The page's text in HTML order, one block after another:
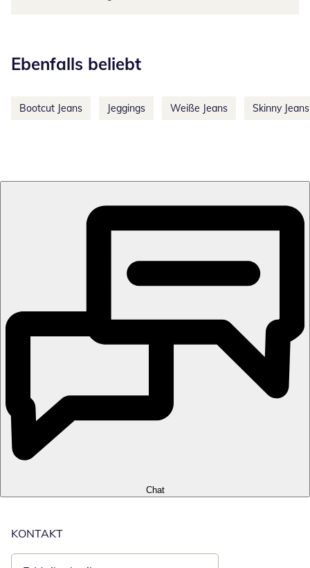
Ebenfalls beliebt
Bootcut Jeans Jeggings Weiße Jeans Skinny Jeans
Chat
KONTAKT